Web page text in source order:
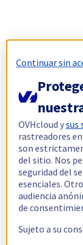
Continuar sin
OVHcloud ysus
rastreadores
son
del sitio. Nos
seguridad del
esenciales.
audiencia
de
Sujeto a su